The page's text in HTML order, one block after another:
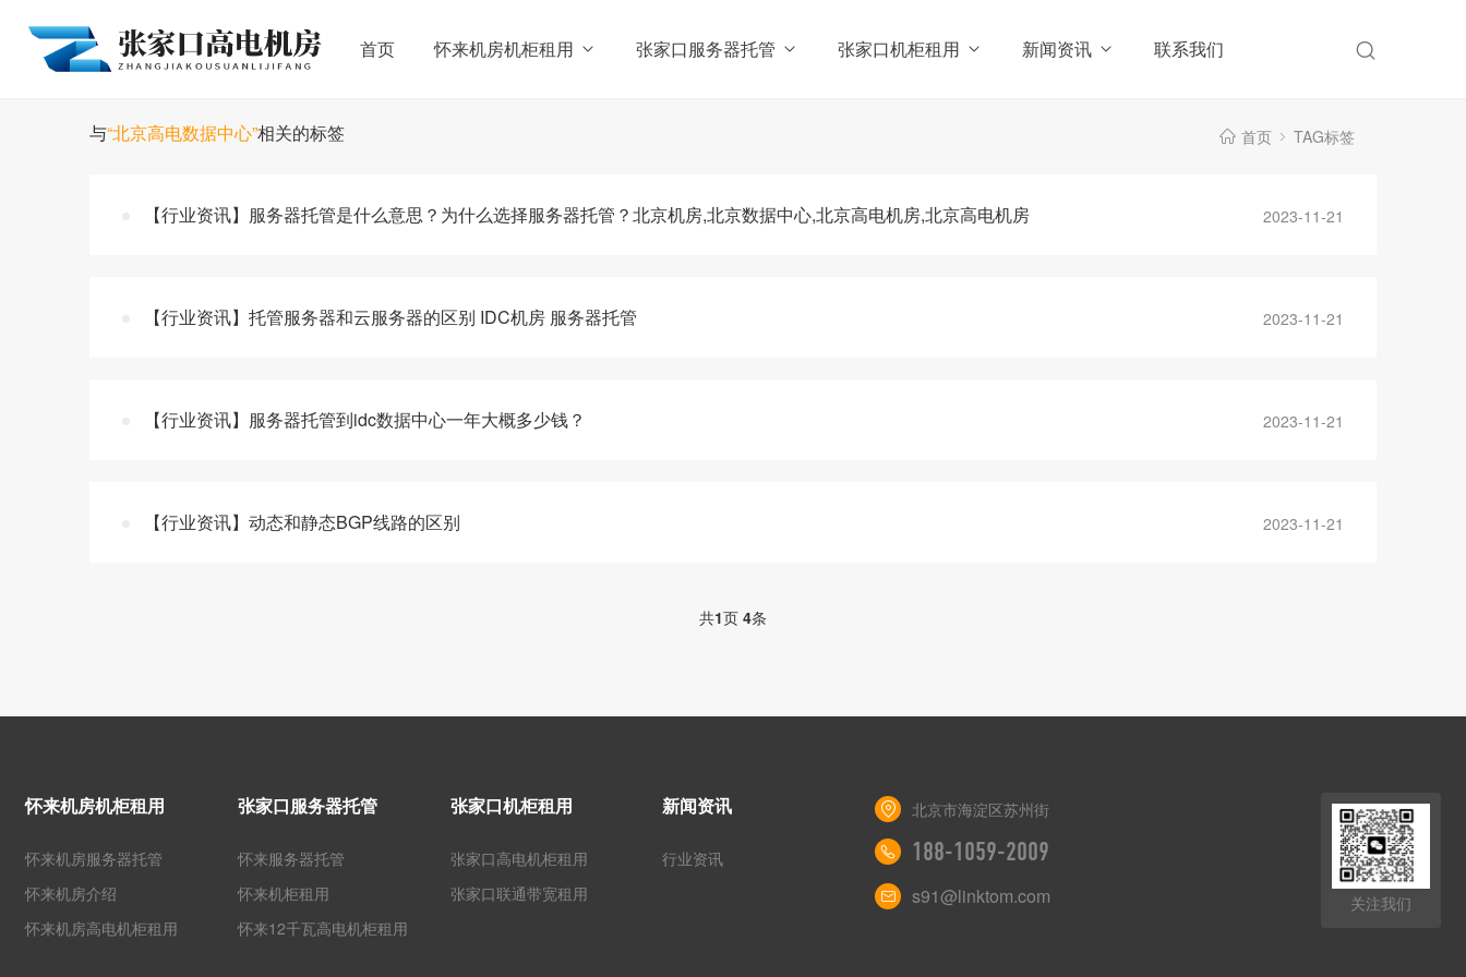
首页 怀来机房机柜租用 张家口服务器托管 张家口机柜租用 新闻资讯 联系我们
与“北京高电数据中心”相关的标签 首页 TAG标签
【行业资讯】服务器托管是什么意思？为什么选择服务器托管？北京机房,北京数据中心,北京高电机房,北京高电机房 2023-11-21
【行业资讯】托管服务器和云服务器的区别 IDC机房 服务器托管 2023-11-21
【行业资讯】服务器托管到idc数据中心一年大概多少钱？ 2023-11-21
【行业资讯】动态和静态BGP线路的区别 2023-11-21
共1页 4条
怀来机房机柜租用
怀来机房服务器托管
怀来机房介绍
怀来机房高电机柜租用
张家口服务器托管
怀来服务器托管
怀来机柜租用
怀来12千瓦高电机柜租用
张家口机柜租用
张家口高电机柜租用
张家口联通带宽租用
新闻资讯
行业资讯
北京市海淀区苏州街
188-1059-2009
s91@linktom.com 关注我们